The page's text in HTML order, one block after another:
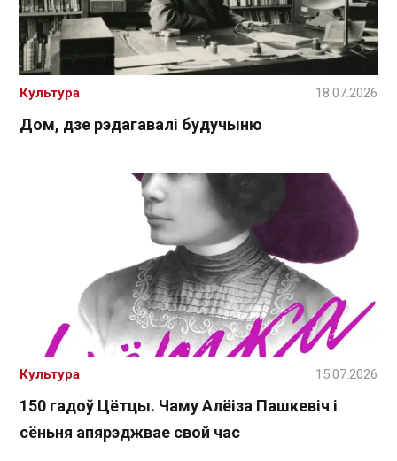
Дом, дзе рэдагавалі будучыню
Культура 18.07.2026
150 гадоў Цётцы. Чаму Алёіза Пашкевіч і
сёньня апярэджвае свой час
Культура 15.07.2026